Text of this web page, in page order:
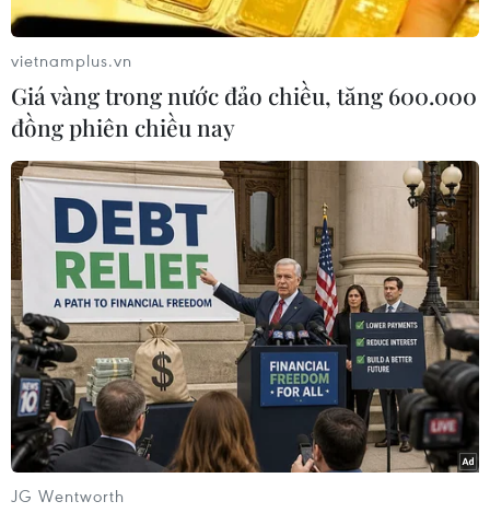
Van der Sar hạnh phúc bên chiếc cúp.
vietnamplus.vn
Giá vàng trong nước đảo chiều, tăng 600.000
đồng phiên chiều nay
JG Wentworth